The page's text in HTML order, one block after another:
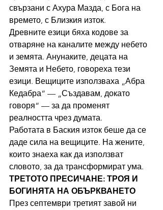
свързани с Ахура Мазда, с Бога на
времето, с Близкия изток.
Древните езици бяха кодове за
отваряне на каналите между небето
и земята. Анунаките, децата на
Земята и Небето, говореха тези
езици. Вещиците използваха „Абра
Кедабра“ — „Създавам, докато
говоря“ — за да променят
реалността чрез думата.
Работата в Баския изток беше да се
даде сила на вещиците. На жените,
които знаеха как да използват
словото, за да трансформират ума.
ТРЕТОТО ПРЕСИЧАНЕ: ТРОЯ И
БОГИНЯТА НА ОБЪРКВАНЕТО
През септември третият завой ни